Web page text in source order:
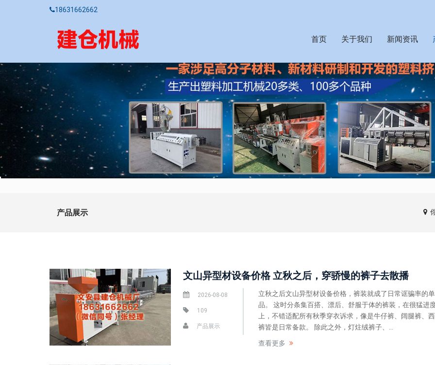
18631662662
首页 关于我们 新闻资讯
产品展示
文山异型材设备价格 立秋之后，穿骄慢的裤子去散播
2026-08-08
109
产品展示
立秋之后文山异型材设备价格，裤装就成了日常诓骗率的单
品。 这时分条集百搭、漂后、舒服于体的裤装，在很猛进
上，不错适配所有秋季穿衣诉求，像是牛仔裤、阔腿裤、
裤皆是日常备款。 除此之外，灯炷绒裤子、...
查看更多